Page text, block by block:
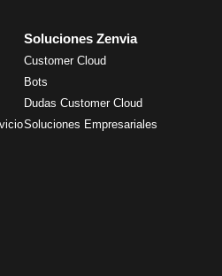
Soluciones Zenvia
Customer Cloud
Bots
Dudas Customer Cloud
Soluciones Empresariales